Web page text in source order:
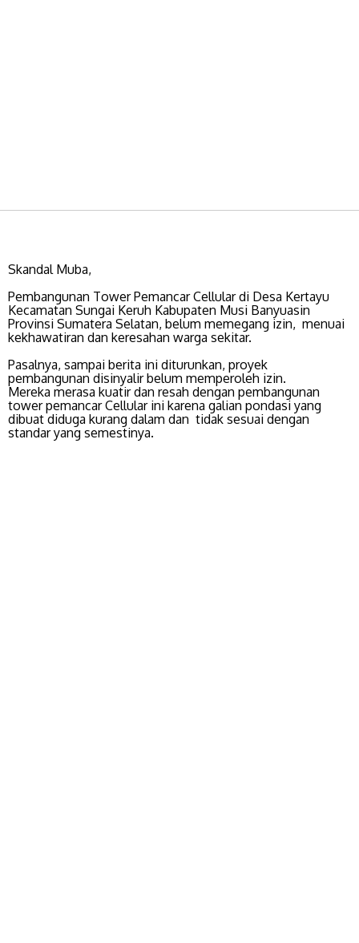
Skandal Muba,
Pembangunan Tower Pemancar Cellular di Desa Kertayu
Kecamatan Sungai Keruh Kabupaten Musi Banyuasin
Provinsi Sumatera Selatan, belum memegang izin, menuai
kekhawatiran dan keresahan warga sekitar.
Pasalnya, sampai berita ini diturunkan, proyek
pembangunan disinyalir belum memperoleh izin.
Mereka merasa kuatir dan resah dengan pembangunan
tower pemancar Cellular ini karena galian pondasi yang
dibuat diduga kurang dalam dan tidak sesuai dengan
standar yang semestinya.